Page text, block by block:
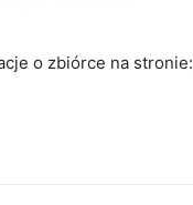
o zbiórce na stronie: